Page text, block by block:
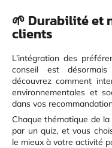
🌱 Durabilité et
clients
L’intégration des
conseil est
découvrez comment
environnementales et
dans vos
Chaque thématique de
par un quiz, et vous
le mieux à votre activité